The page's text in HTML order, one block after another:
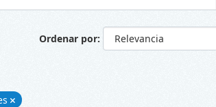
Ordenar por